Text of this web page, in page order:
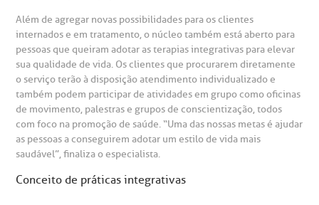
Clínica Medicina da Mulher
de Bioética
de Sangue
de órgãos
de cuidado
Além de agregar novas possibilidades para os clientes
internados e em tratamento, o núcleo também está aberto para
pessoas que queiram adotar as terapias integrativas para elevar
sua qualidade de vida. Os clientes que procurarem diretamente
o serviço terão à disposição atendimento individualizado e
também podem participar de atividades em grupo como oficinas
de movimento, palestras e grupos de conscientização, todos
com foco na promoção de saúde. “Uma das nossas metas é ajudar
as pessoas a conseguirem adotar um estilo de vida mais
saudável”, finaliza o especialista.
Conceito de práticas integrativas